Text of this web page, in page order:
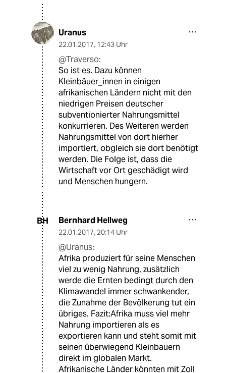
Uranus
22.01.2017, 12:43 Uhr
@Traverso:
So ist es. Dazu können
Kleinbäuer_innen in einigen
afrikanischen Ländern nicht mit den
niedrigen Preisen deutscher
subventionierter Nahrungsmittel
konkurrieren. Des Weiteren werden
Nahrungsmittel von dort hierher
importiert, obgleich sie dort benötigt
werden. Die Folge ist, dass die
Wirtschaft vor Ort geschädigt wird
und Menschen hungern.
BH Bernhard Hellweg
22.01.2017, 20:14 Uhr
@Uranus:
Afrika produziert für seine Menschen
viel zu wenig Nahrung, zusätzlich
werde die Ernten bedingt durch den
Klimawandel immer schwankender,
die Zunahme der Bevölkerung tut ein
übriges. Fazit:Afrika muss viel mehr
Nahrung importieren als es
exportieren kann und steht somit mit
seinen überwiegend Kleinbauern
direkt im globalen Markt.
Afrikanische Länder könnten mit Zoll